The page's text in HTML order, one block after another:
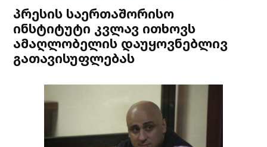
პრესის საერთაშორისო
ინსტიტუტი კვლავ ითხოვს
ამაღლობელის დაუყოვნებლივ
გათავისუფლებას